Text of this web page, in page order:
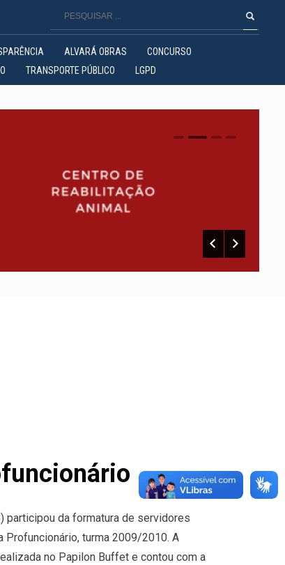
ALVARÁ OBRAS
CONCURSO
TRANSPORTE PÚBLICO LGPD
0 1 2
participou da formatura de servidores
turma 2009/2010. A
no Papilon Buffet e contou com a